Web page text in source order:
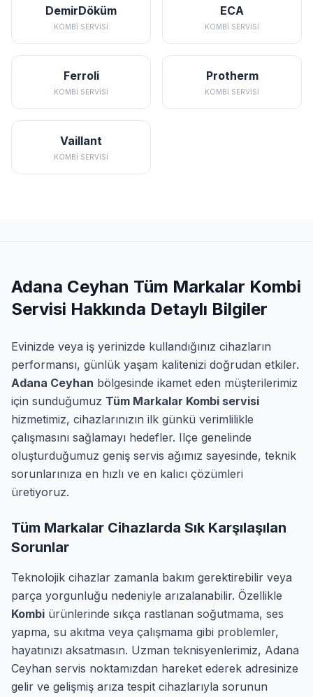
DemirDöküm
KOMBI SERVISI
ECA
KOMBI SERVISI
Ferroli
KOMBI SERVISI
Protherm
KOMBI SERVISI
Vaillant
KOMBI SERVISI
Adana Ceyhan Tüm Markalar Kombi
Servisi Hakkında Detaylı Bilgiler
Evinizde veya iş yerinizde kullandığınız cihazların
performansı, günlük yaşam kalitenizi doğrudan etkiler.
Adana Ceyhan bölgesinde ikamet eden müşterilerimiz
için sunduğumuz Tüm Markalar Kombi servisi
hizmetimiz, cihazlarınızın ilk günkü verimlilikle
çalışmasını sağlamayı hedefler. Ilçe genelinde
oluşturduğumuz geniş servis ağımız sayesinde, teknik
sorunlarınıza en hızlı ve en kalıcı çözümleri
üretiyoruz.
Tüm Markalar Cihazlarda Sık Karşılaşılan
Sorunlar
Teknolojik cihazlar zamanla bakım gerektirebilir veya
parça yorgunluğu nedeniyle arızalanabilir. Özellikle
Kombi ürünlerinde sıkça rastlanan soğutmama, ses
yapma, su akıtma veya çalışmama gibi problemler,
hayatınızı aksatmasın. Uzman teknisyenlerimiz, Adana
Ceyhan servis noktamızdan hareket ederek adresinize
gelir ve gelişmiş arıza tespit cihazlarıyla sorunun